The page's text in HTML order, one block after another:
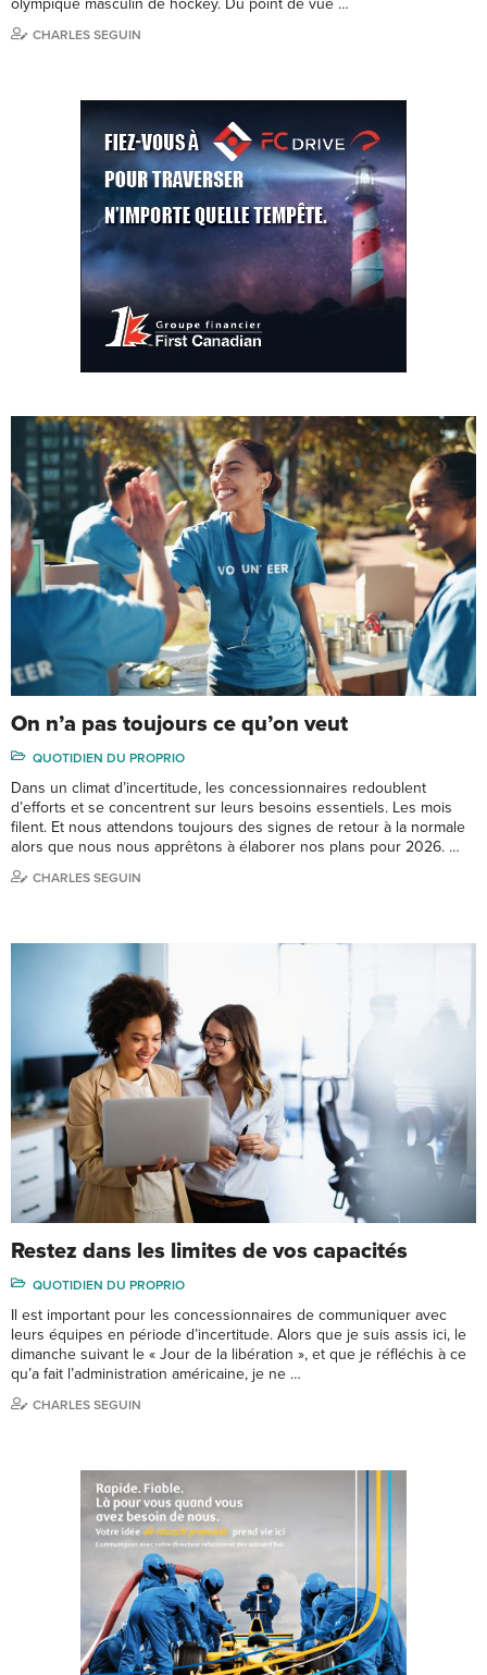
olympique masculin de hockey. Du point de vue …
CHARLES SEGUIN
On n’a pas toujours ce qu’on veut
QUOTIDIEN DU PROPRIO
Dans un climat d’incertitude, les concessionnaires redoublent
d’efforts et se concentrent sur leurs besoins essentiels. Les mois
filent. Et nous attendons toujours des signes de retour à la normale
alors que nous nous apprêtons à élaborer nos plans pour 2026. …
CHARLES SEGUIN
Restez dans les limites de vos capacités
QUOTIDIEN DU PROPRIO
Il est important pour les concessionnaires de communiquer avec
leurs équipes en période d’incertitude. Alors que je suis assis ici, le
dimanche suivant le « Jour de la libération », et que je réfléchis à ce
qu’a fait l’administration américaine, je ne …
CHARLES SEGUIN